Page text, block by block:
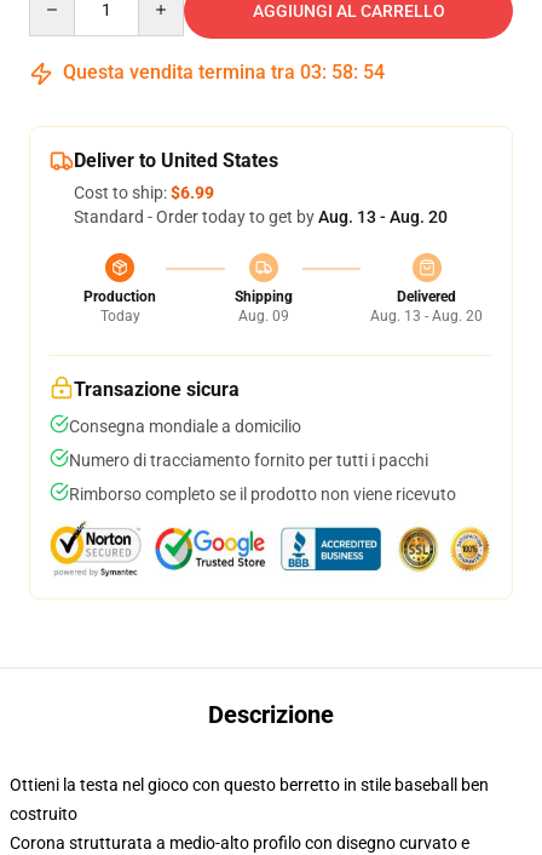
AGGIUNGI AL CARRELLO
Questa vendita termina tra 03: 58: 53
Deliver to United States
Cost to ship:$6.99
Standard - Order today to get byAug. 13 - Aug. 20
Production
Today
Shipping
Aug. 09
Delivered
Aug. 13 - Aug. 20
Transazione sicura
Consegna mondiale a domicilio
Numero di tracciamento fornito per tutti i pacchi
Rimborso completo se il prodotto non viene ricevuto
Descrizione
Ottieni la testa nel gioco con questo berretto in stile baseball ben
costruito
Corona strutturata a medio-alto profilo con disegno curvato e